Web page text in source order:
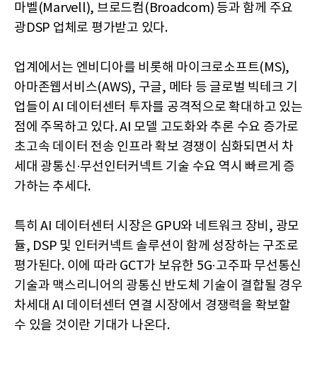
마벨(Marvell), 브로드컴(Broadcom) 등과 함께 주요
광DSP 업체로 평가받고 있다.
업계에서는 엔비디아를 비롯해 마이크로소프트(MS),
아마존웹서비스(AWS), 구글, 메타 등 글로벌 빅테크 기
업들이 AI 데이터센터 투자를 공격적으로 확대하고 있는
점에 주목하고 있다. AI 모델 고도화와 추론 수요 증가로
초고속 데이터 전송 인프라 확보 경쟁이 심화되면서 차
세대 광통신·무선인터커넥트 기술 수요 역시 빠르게 증
가하는 추세다.
특히 AI 데이터센터 시장은 GPU와 네트워크 장비, 광모
듈, DSP 및 인터커넥트 솔루션이 함께 성장하는 구조로
평가된다. 이에 따라 GCT가 보유한 5G·고주파 무선통신
기술과 맥스리니어의 광통신 반도체 기술이 결합될 경우
차세대 AI 데이터센터 연결 시장에서 경쟁력을 확보할
수 있을 것이란 기대가 나온다.